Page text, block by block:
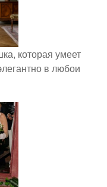
которая умеет
в любои